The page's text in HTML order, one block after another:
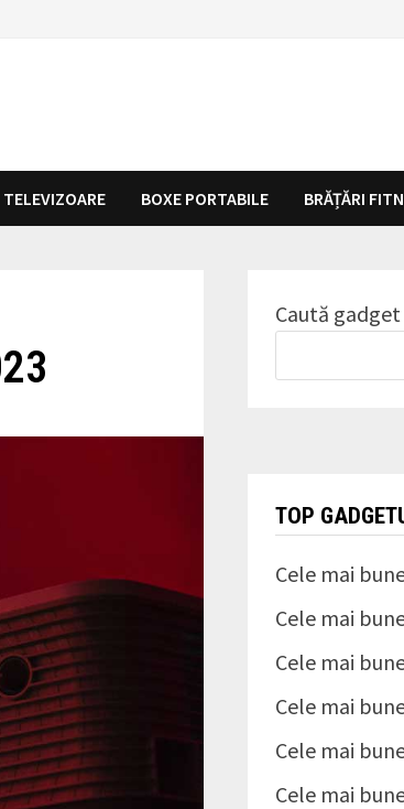
TELEVIZOARE BOXE PORTABILE BRĂȚĂRI
Caută gadget
TOP
Cele mai
Cele mai
Cele mai
Cele mai
Cele mai
Cele mai